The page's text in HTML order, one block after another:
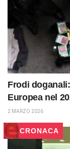
Frodi
Europea nel
2 MARZO 2026
CRONACA